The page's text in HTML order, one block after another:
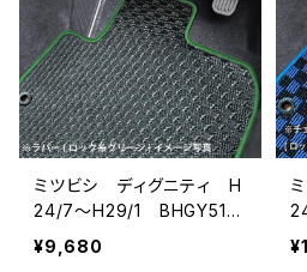
ミツビシ ディグニティ H
24/7〜H29/1 BHGY51
フロアマット一式 カーマッ
ト 防水 ラバータイプ
¥9,680